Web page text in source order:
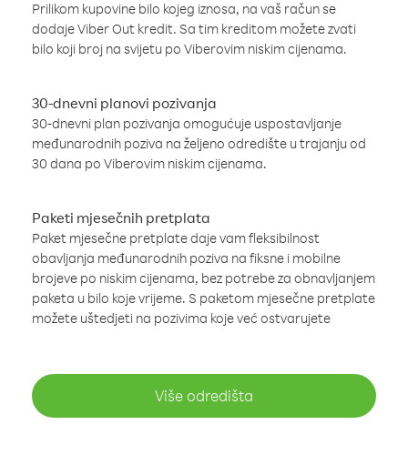
Prilikom kupovine bilo kojeg iznosa, na vaš račun se
dodaje Viber Out kredit. Sa tim kreditom možete zvati
bilo koji broj na svijetu po Viberovim niskim cijenama.
30-dnevni planovi pozivanja
30-dnevni plan pozivanja omogućuje uspostavljanje
međunarodnih poziva na željeno odredište u trajanju od
30 dana po Viberovim niskim cijenama.
Paketi mjesečnih pretplata
Paket mjesečne pretplate daje vam fleksibilnost
obavljanja međunarodnih poziva na fiksne i mobilne
brojeve po niskim cijenama, bez potrebe za obnavljanjem
paketa u bilo koje vrijeme. S paketom mjesečne pretplate
možete uštedjeti na pozivima koje već ostvarujete
Više odredišta